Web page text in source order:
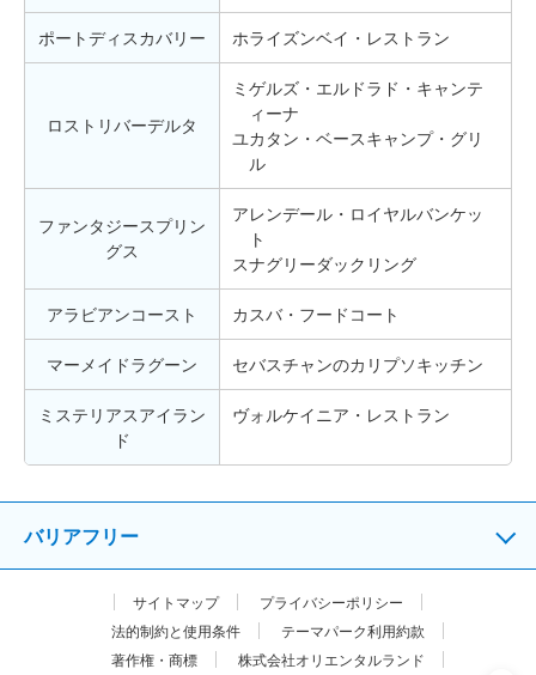
ポートディスカバリー ホライズンベイ・レストラン
ロストリバーデルタ
ミゲルズ・エルドラド・キャンテ
ィーナ
ユカタン・ベースキャンプ・グリ
ル
ファンタジースプリン
グス
アレンデール・ロイヤルバンケッ
ト
スナグリーダックリング
アラビアンコースト カスバ・フードコート
マーメイドラグーン セバスチャンのカリプソキッチン
ミステリアスアイラン
ド
ヴォルケイニア・レストラン
バリアフリー
サイトマップ
プライバシーポリシー
法的制約と使用条件
テーマパーク利用約款
著作権・商標
株式会社オリエンタルランド